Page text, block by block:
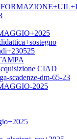
CIAD
scadenze-dm-65-23
2025